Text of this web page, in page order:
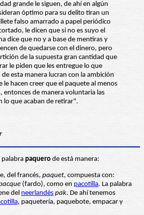
grande le siguen, de ahí en algún
óptimo para su delito tiran un
falso amarrado a papel periódico
le dicen que si no es suyo el
dice que no y a base de mentiras y
de quedarse con el dinero, pero
de la supuesta gran cantidad que
le piden que les entregue lo que
esta manera lucran con la ambición
le hacen creer que el paquete al menos
entonces de manera voluntaria las
lo que acaban de retirar".
palabra paquero de está manera:
del francés, paquet, compuesta con:
(fardo), como en pacotilla. La palabra
del neerlandés pak. De ahí tenemos
, paquetería, paquebote, empacar y